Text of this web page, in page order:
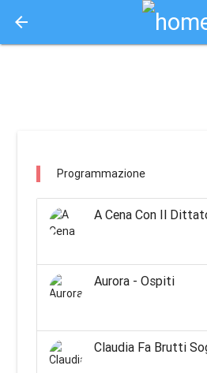
arrow_back
Programmazione
A Cena Con Il
Aurora - Ospiti
Claudia Fa Brutti